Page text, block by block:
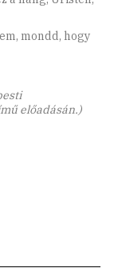
mondd, hogy
előadásán.)